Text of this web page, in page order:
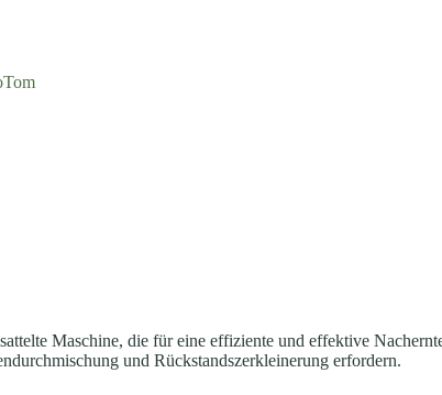
Maschine, die für eine effiziente und effektive
und Rückstandszerkleinerung erfordern.